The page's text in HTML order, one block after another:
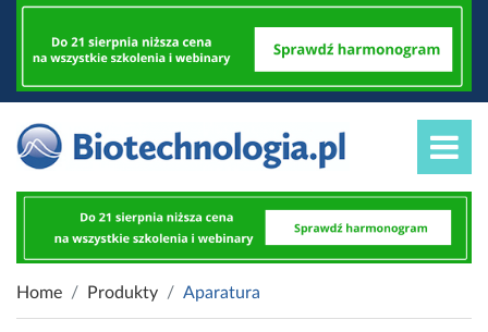
Home Produkty Aparatura